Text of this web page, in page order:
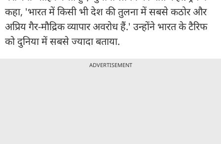
कहा, 'भारत में किसी भी देश की तुलना में सबसे कठोर और
अप्रिय गैर-मौद्रिक व्यापार अवरोध हैं.' उन्‍होंने भारत के टैरिफ
को दुनिया में सबसे ज्‍यादा बताया.
ADVERTISEMENT